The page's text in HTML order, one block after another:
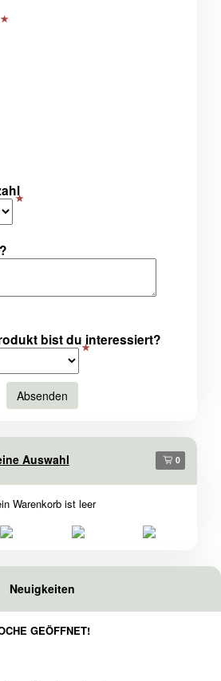
bist du interessiert?
Absenden
Auswahl 0
Warenkorb ist leer
Neuigkeiten
GEÖFFNET!